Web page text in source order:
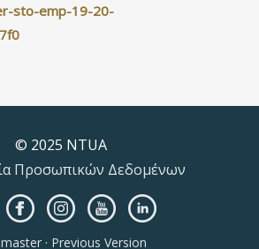
sto-emp-19-20-
© 2025 NTUA
Προσωπικών Δεδομένων
· Previous Version